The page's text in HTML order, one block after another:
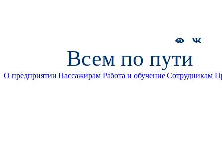
Всем по пути
О предприятии Пассажирам Работа и обучение Сотрудникам